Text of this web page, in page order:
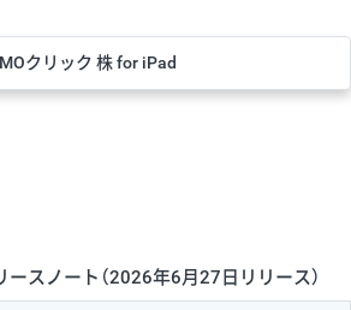
クリック 株 for iPad
スノート（2026年6月27日リリース）